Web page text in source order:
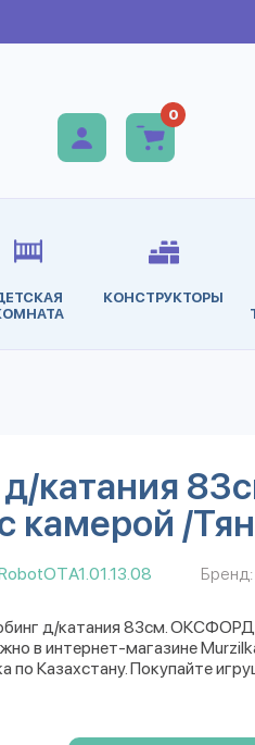
0
КОНСТРУКТОРЫ
д/катания
камерой /
Бренд:
д/катания 83см. ОКСФОРД
в интернет-магазине
по Казахстану. Покупайте